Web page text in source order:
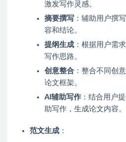
激发写作灵感。
摘要撰写 ：辅助用户撰
容和结论。
提纲生成 ：根据用户需
写作思路。
创意整合 ：整合不同创
论文框架。
AI辅助写作 ：结合用户
助写作，生成论文内容。
范文生成 ：